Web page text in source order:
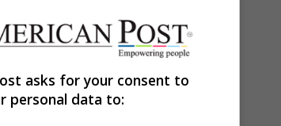
Tan solo en los últimos
de dólares, después de
también son los mejores
asks for your consent to
personal data to: